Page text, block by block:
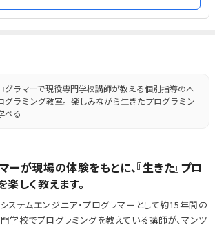
グラマーで現役専門学校講師が教える個別指導の本
グラミング教室。楽しみながら生きたプログラミン
べる
ーが現場の体験をもとに、『生きた』プロ
しく教えます。
ステムエンジニア・プログラマーとして約15年間の
学校でプログラミングを教えている講師が、マンツ